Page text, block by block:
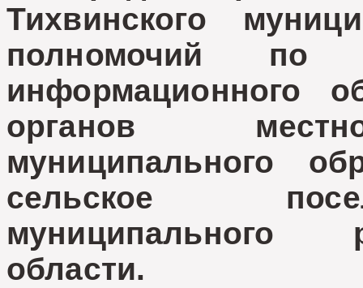
Тихвинского
полномочий по
информационного
органов
муниципального
сельское
муниципального
области.